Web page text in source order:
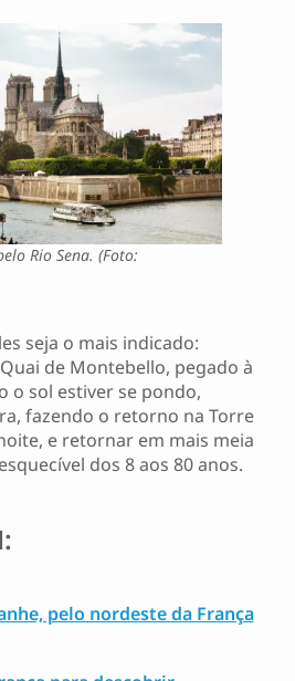
Rio Sena. (Foto:
seja o mais indicado:
de Montebello, pegado à
o sol estiver se pondo,
fazendo o retorno na Torre
e retornar em mais meia
dos 8 aos 80 anos.
pelo nordeste da França